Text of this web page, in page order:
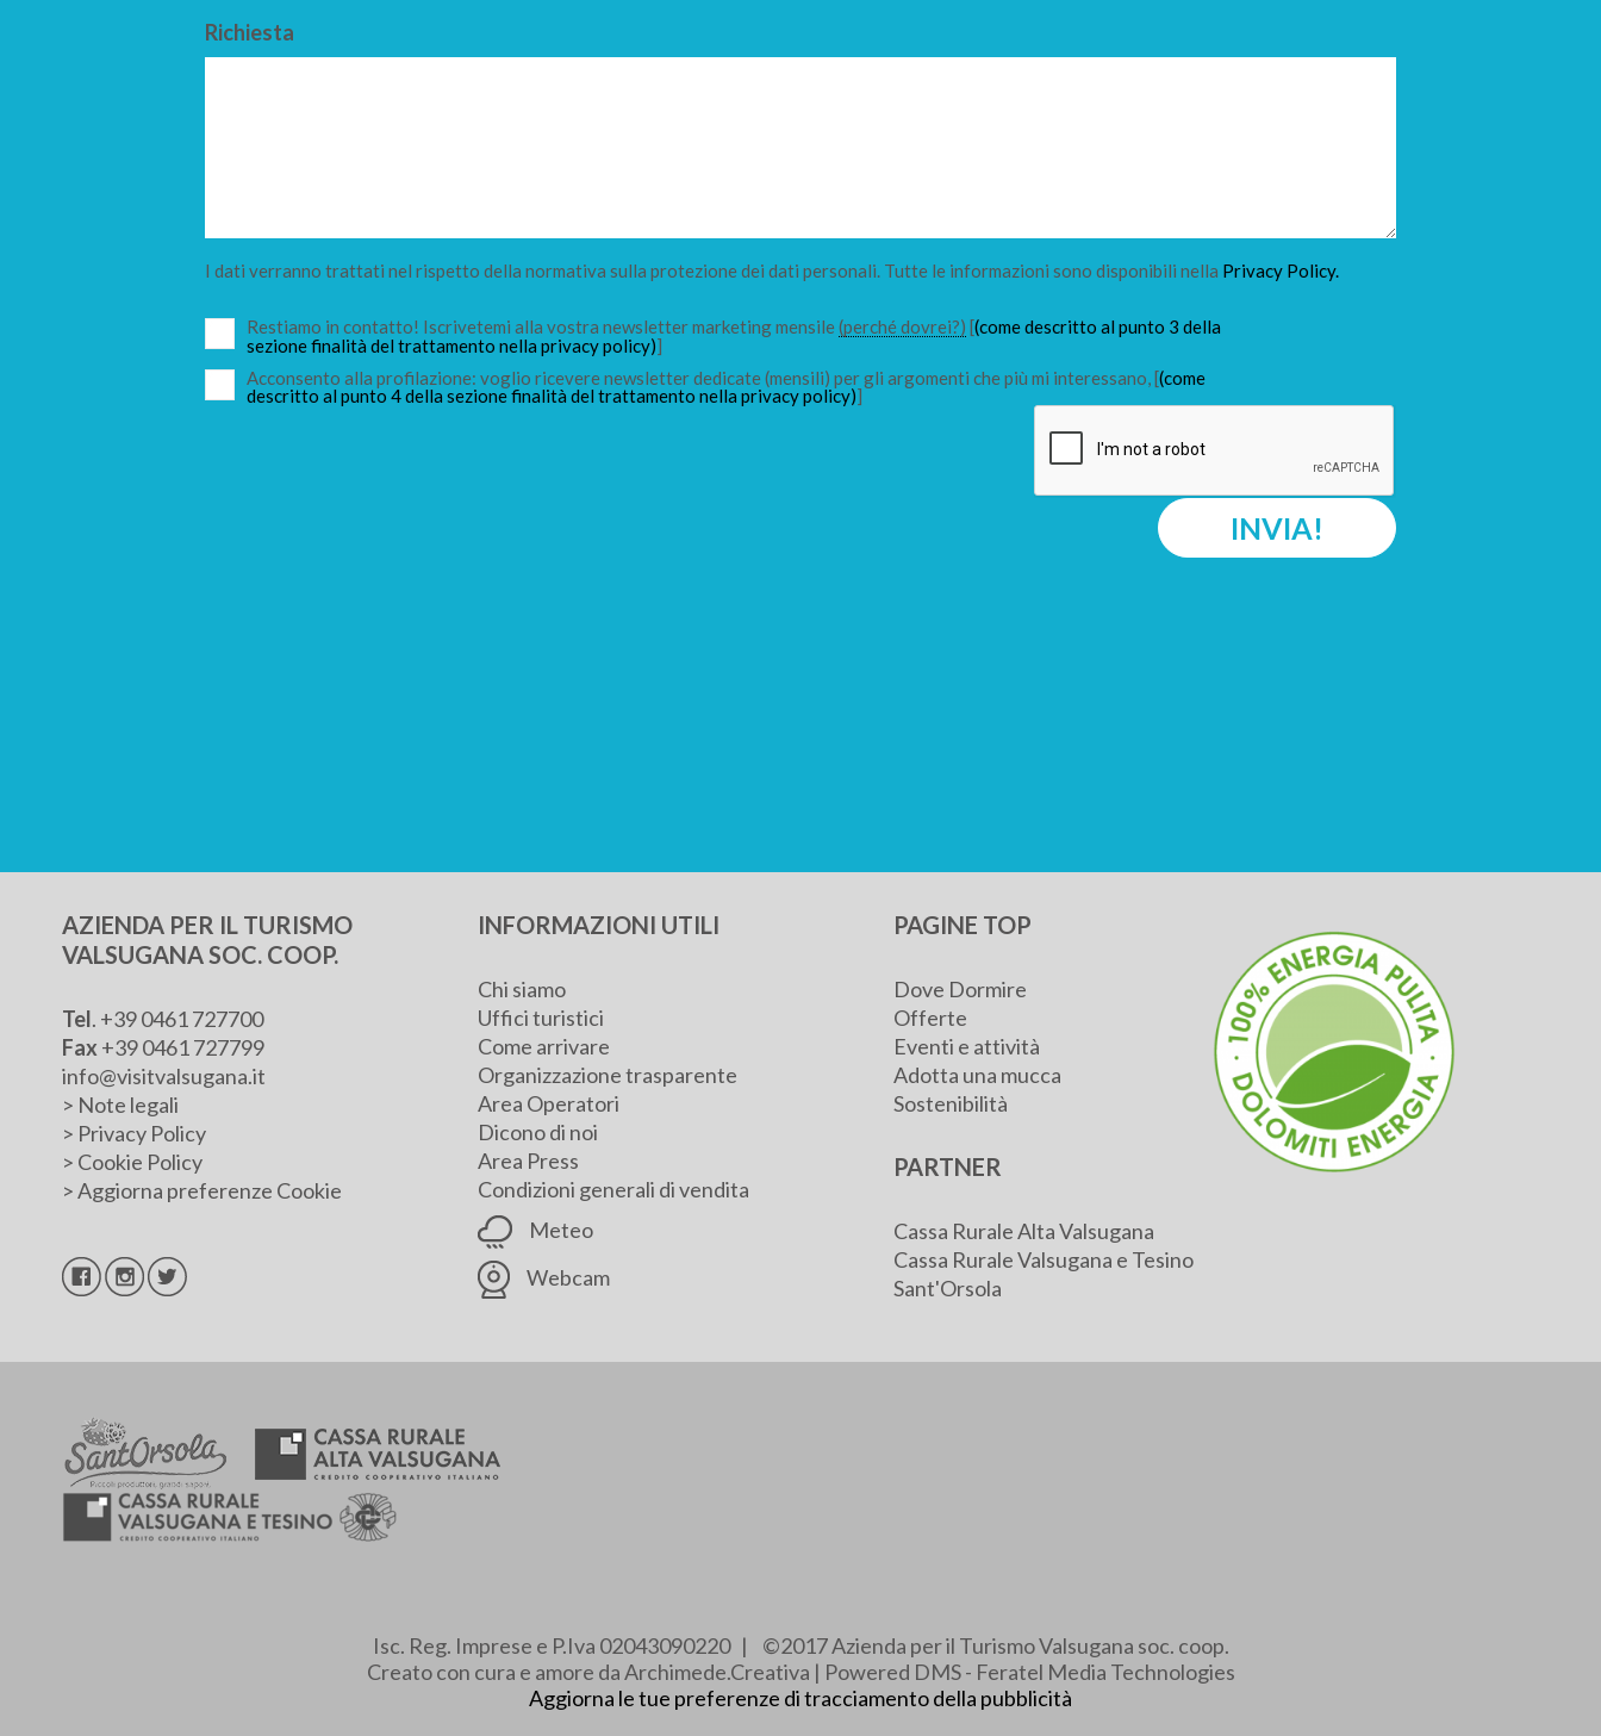
Richiesta
I dati verranno trattati nel rispetto della normativa sulla protezione dei dati personali. Tutte le informazioni sono disponibili nella Privacy Policy.
Restiamo in contatto! Iscrivetemi alla vostra newsletter marketing mensile (perché dovrei?) [(come descritto al punto 3 della
sezione finalità del trattamento nella privacy policy)]
Acconsento alla profilazione: voglio ricevere newsletter dedicate (mensili) per gli argomenti che più mi interessano, [(come
descritto al punto 4 della sezione finalità del trattamento nella privacy policy)]
INVIA!
AZIENDA PER IL TURISMO
VALSUGANA SOC. COOP.
Tel. +39 0461 727700
Fax +39 0461 727799
info@visitvalsugana.it
> Note legali
> Privacy Policy
> Cookie Policy
>Aggiorna preferenze Cookie
INFORMAZIONI UTILI
Chi siamo
Uffici turistici
Come arrivare
Organizzazione trasparente
Area Operatori
Dicono di noi
Area Press
Condizioni generali di vendita
Meteo
Webcam
PAGINE TOP
Dove Dormire
Offerte
Eventi e attività
Adotta una mucca
Sostenibilità
PARTNER
Cassa Rurale Alta Valsugana
Cassa Rurale Valsugana e Tesino
Sant'Orsola
Isc. Reg. Imprese e P.Iva 02043090220 | ©2017 Azienda per il Turismo Valsugana soc. coop.
Creato con cura e amore da Archimede.Creativa | Powered DMS - Feratel Media Technologies
Aggiorna le tue preferenze di tracciamento della pubblicità